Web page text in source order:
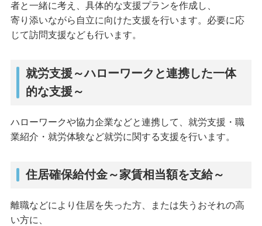
者と一緒に考え、具体的な支援プランを作成し、
寄り添いながら自立に向けた支援を行います。必要に応
じて訪問支援なども行います。
就労支援～ハローワークと連携した一体
的な支援～
ハローワークや協力企業などと連携して、就労支援・職
業紹介・就労体験など就労に関する支援を行います。
住居確保給付金～家賃相当額を支給～
離職などにより住居を失った方、または失うおそれの高
い方に、